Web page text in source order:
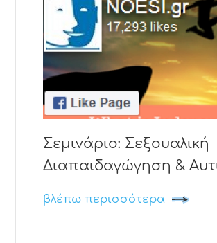
Σεμινάριο: Σεξουαλική
Διαπαιδαγώγηση &
βλέπω περισσότερα